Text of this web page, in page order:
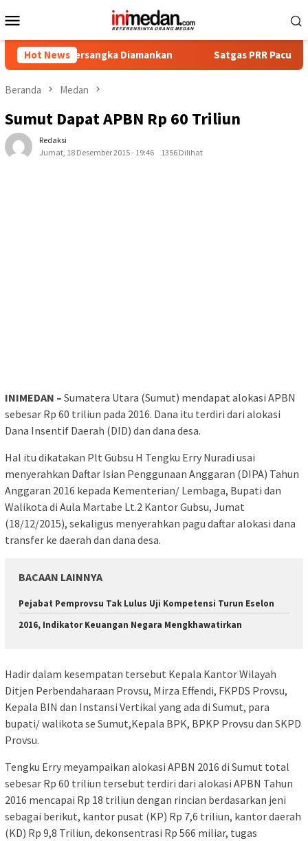
ke
Mobile
Hot NewsDiamankan Satgas PRR Pacu Realisasi
Beranda Medan
Sumut Dapat APBN Rp 60 Triliun
Redaksi
Jumat, 18 Desember 2015 - 19:46
1356 Dilihat
INIMEDAN – Sumatera Utara (Sumut) mendapat alokasi APBN
sebesar Rp 60 triliun pada 2016. Dana itu terdiri dari alokasi
Dana Insentif Daerah (DID) dan dana desa.
Hal itu dikatakan Plt Gubsu H Tengku Erry Nuradi usai
menyerahkan Daftar Isian Penggunaan Anggaran (DIPA) Tahun
Anggaran 2016 kepada Kementerian/ Lembaga, Bupati dan
Walikota di Aula Martabe Lt.2 Kantor Gubsu, Jumat
(18/12/2015), sekaligus menyerahkan pagu daftar alokasi dana
transfer ke daerah dan dana desa.
BACAAN LAINNYA
Pejabat Pemprovsu Tak Lulus Uji Kompetensi Turun Eselon
2016, Indikator Keuangan Negara Mengkhawatirkan
Hadir dalam kesempatan tersebut Kepala Kantor Wilayah
Ditjen Perbendaharaan Provsu, Mirza Effendi, FKPDS Provsu,
Kepala BIN dan Instansi Vertikal yang ada di Sumut, para
bupati/ walikota se Sumut,Kepala BPK, BPKP Provsu dan SKPD
Provsu.
Tengku Erry meyampaikan alokasi APBN 2016 di Sumut total
sebesar Rp 60 triliun tersebut terdiri dari alokasi APBN Tahun
2016 mencapai Rp 18 triliun dengan rincian berdasarkan jeni
sebagai berikut, kantor pusat (KP) Rp 7,6 triliun, kantor daerah
(KD) Rp 9,8 Triliun, dekonsentrasi Rp 566 miliar, tugas